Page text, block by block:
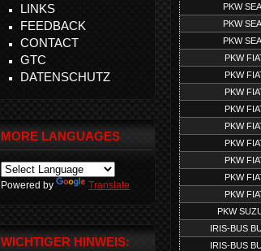
PKW
PKW
PKW
PKW
PKW
PKW
PKW
PKW
PKW
PKW
PKW
PKW
PKW
IRIS-BUS
IRIS-BUS
LINKS
FEEDBACK
CONTACT
GTC
DATENSCHUTZ
MORE LANGUAGES
Powered by Translate
WICHTIGER HINWEIS: